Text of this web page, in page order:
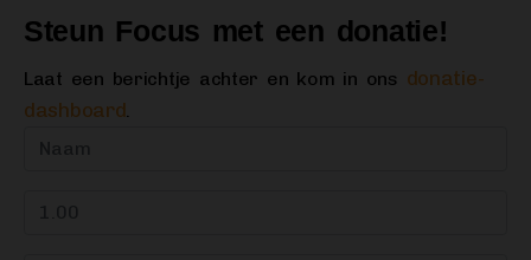
Steun Focus met een donatie!
Laat een berichtje achter en kom in ons donatie-
dashboard.